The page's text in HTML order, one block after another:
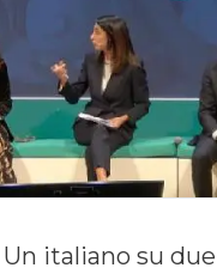
italiano su